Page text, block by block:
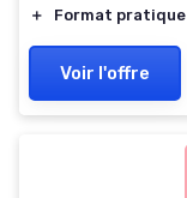
＋
Format pratique
Voir l'offre